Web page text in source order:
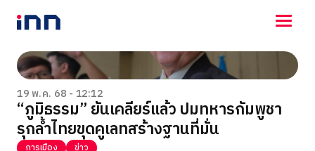
NEWS
ENTERTAINMENT
LIFESTYLE
HOROSCOPE
LOTTERY
19 พ.ค. 68 - 12:12
“ภูมิธรรม” ยันเคลียร์แล้ว ปมทหารกัมพูชา
รุกล้ำไทยขุดคูเลทสร้างฐานที่มั่น
การเมือง ข่าว